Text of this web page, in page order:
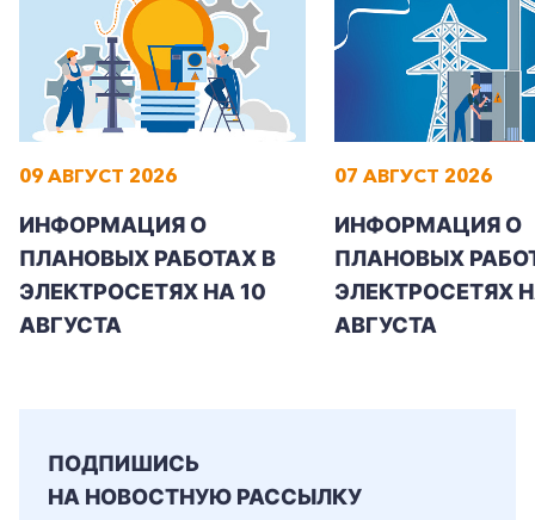
09 АВГУСТ 2026
ИНФОРМАЦИЯ О
ПЛАНОВЫХ РАБОТАХ В
ЭЛЕКТРОСЕТЯХ НА 10
АВГУСТА
07 АВГУСТ 2026
ИНФОРМАЦИЯ О
ПЛАНОВЫХ
ЭЛЕКТРОСЕТЯХ
АВГУСТА
ПОДПИШИСЬ
НА НОВОСТНУЮ РАССЫЛКУ